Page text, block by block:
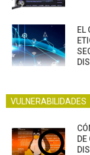
EL
VULNERABILIDADES